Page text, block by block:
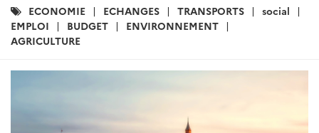
Catégories
:
ECONOMIE ECHANGES TRANSPORTS
social
EMPLOI
BUDGET
ENVIRONNEMENT
AGRICULTURE